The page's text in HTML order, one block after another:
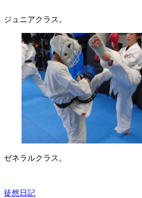
ジュニアクラス。
ゼネラルクラス。
徒然日記